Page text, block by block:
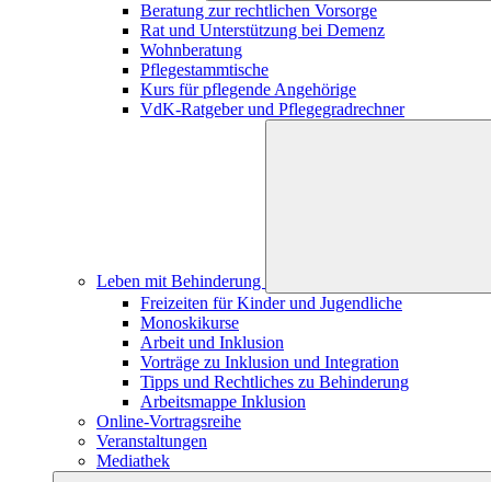
Beratung zur rechtlichen Vorsorge
Rat und Unterstützung bei Demenz
Wohnberatung
Pflegestammtische
Kurs für pflegende Angehörige
VdK-Ratgeber und Pflegegradrechner
Leben mit Behinderung
Freizeiten für Kinder und Jugendliche
Monoskikurse
Arbeit und Inklusion
Vorträge zu Inklusion und Integration
Tipps und Rechtliches zu Behinderung
Arbeitsmappe Inklusion
Online-Vortragsreihe
Veranstaltungen
Mediathek